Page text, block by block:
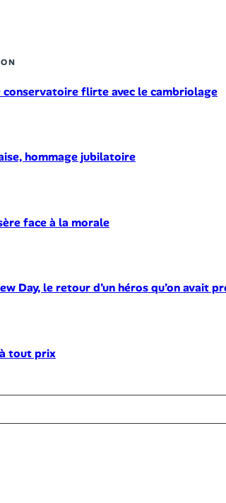
conservatoire flirte avec le cambriolage
hommage jubilatoire
face à la morale
Day, le retour d’un héros qu’on avait
tout prix